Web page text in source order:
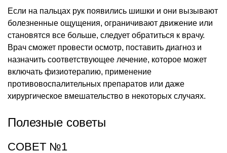
Если на пальцах рук появились шишки и они вызывают
болезненные ощущения, ограничивают движение или
становятся все больше, следует обратиться к врачу.
Врач сможет провести осмотр, поставить диагноз и
назначить соответствующее лечение, которое может
включать физиотерапию, применение
противовоспалительных препаратов или даже
хирургическое вмешательство в некоторых случаях.
Полезные советы
СОВЕТ №1